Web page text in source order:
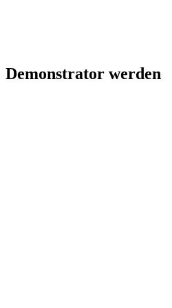
Demonstrator werden